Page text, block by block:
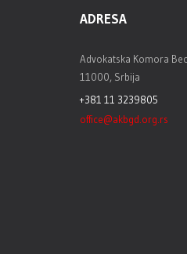
ADRESA
Advokatska Komora
11000, Srbija
+381 11 3239805
office@akbgd.org.rs